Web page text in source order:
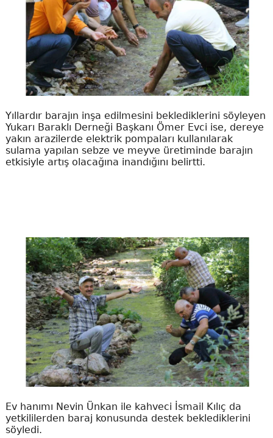
Yıllardır barajın inşa edilmesini beklediklerini söyleyen
Yukarı Baraklı Derneği Başkanı Ömer Evci ise, dereye
yakın arazilerde elektrik pompaları kullanılarak
sulama yapılan sebze ve meyve üretiminde barajın
etkisiyle artış olacağına inandığını belirtti.
Ev hanımı Nevin Ünkan ile kahveci İsmail Kılıç da
yetkililerden baraj konusunda destek beklediklerini
söyledi.